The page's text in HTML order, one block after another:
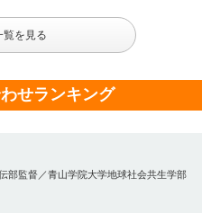
覧を見る
せランキング
部監督／青山学院大学地球社会共生学部